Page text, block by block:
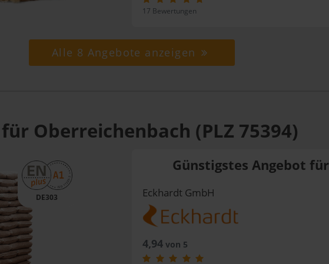
17 Bewertungen
Alle 8 Angebote anzeigen
Oberreichenbach (PLZ 75394)
DE303
Günstigstes Angebot für
Eckhardt GmbH
4,94von 5